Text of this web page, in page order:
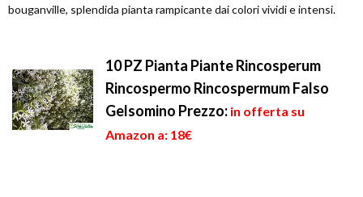
bouganville, splendida pianta rampicante dai colori vividi e intensi.
10 PZ Pianta Piante Rincosperum
Rincospermo Rincospermum Falso
Gelsomino Prezzo: in offerta su
Amazon a: 18€